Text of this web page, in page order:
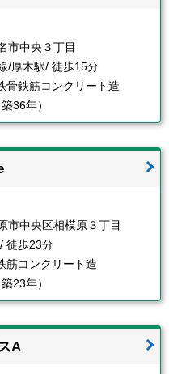
市中央３丁目
/厚木駅/ 徒歩15分
骨鉄筋コンクリート造
36年）
市中央区相模原３丁目
徒歩23分
筋コンクリート造
23年）
A